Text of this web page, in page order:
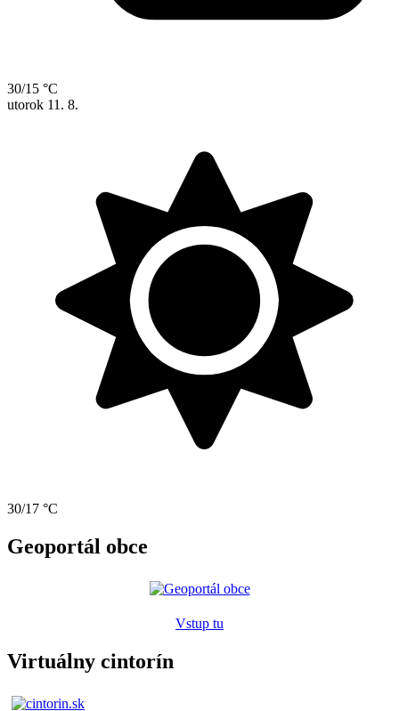
30/15 °C
utorok 11. 8.
30/17 °C
Geoportál obce
Vstup tu
Virtuálny cintorín